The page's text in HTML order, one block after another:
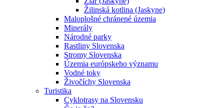
Žilinská kotlina (Jaskyne)
Maloplošné chránené územia
Minerály
Národné parky
Rastliny Slovenska
Stromy Slovenska
Územia európskeho významu
Vodné toky
Živočíchy Slovenska
Turistika
Cyklotrasy na Slovensku